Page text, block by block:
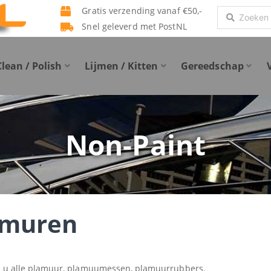
Gratis verzending vanaf €50,-
Snel geleverd met PostNL
Search
...
/ Polish Lijmen / Kitten Gereedschap
Non-Paint
u alle plamuur, plamuumessen, plamuurrubbers.